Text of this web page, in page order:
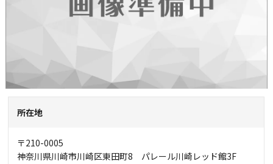
所在地
〒210-0005
神奈川県川崎市川崎区東田町8 パレール川崎レッド館3F